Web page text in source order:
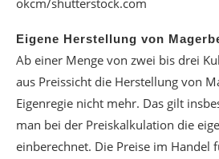
okcm/shutterstock.com
Eigene Herstellung von
Ab einer Menge von zwei bis drei
aus Preissicht die Herstellung von
Eigenregie nicht mehr. Das gilt
man bei der Preiskalkulation die
einberechnet. Die Preise im Handel